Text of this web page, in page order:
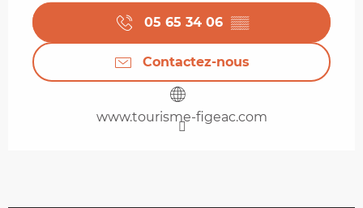
05 65 34 06 ▒▒
Contactez-nous
www.tourisme-figeac.com